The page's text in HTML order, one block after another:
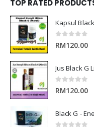
TOP RATED
Kapsul
0 out of 5
RM120.00
Jus Black G
0 out of 5
RM120.00
Black G -